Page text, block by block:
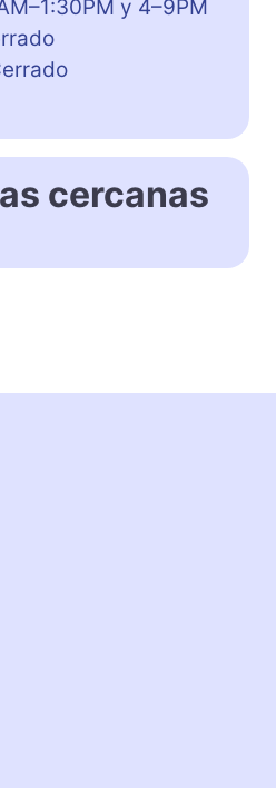
y 4–9PM
cercanas